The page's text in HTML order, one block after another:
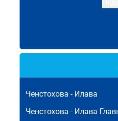
Ченстохова - Илава
Ченстохова - Илава